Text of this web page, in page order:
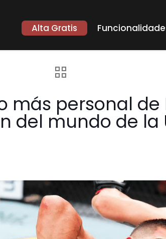
Alta Gratis
más personal de
del mundo de la